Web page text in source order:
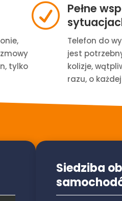
tylko
R Pełne
Telefon do
jest
kolizje,
razu, o
Siedziba